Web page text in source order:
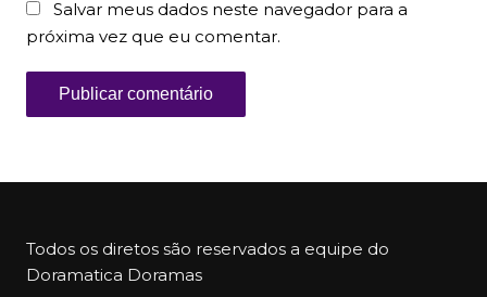
Salvar meus dados neste navegador para a
próxima vez que eu comentar.
Todos os diretos são reservados a equipe do
Doramatica Doramas